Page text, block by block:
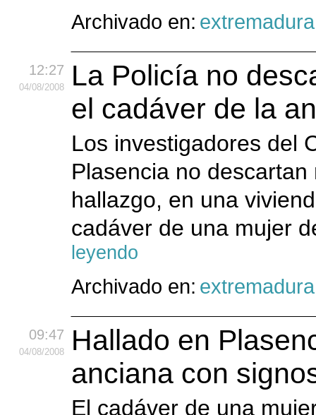
Archivado en: extremadura
12:27
04/08/2008
La Policía no
el cadáver de la
Los investigadores del
Plasencia no
hallazgo, en una
cadáver de una mujer
leyendo
Archivado en: extremadura
09:47
04/08/2008
Hallado en
anciana con
El cadáver de una